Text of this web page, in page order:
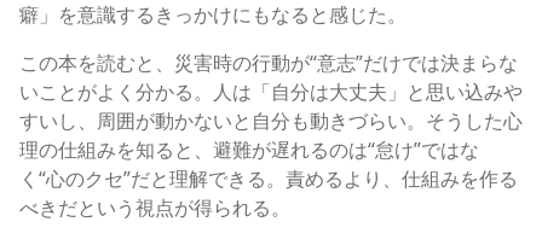
癖」を意識するきっかけにもなると感じた。
この本を読むと、災害時の行動が“意志”だけでは決まらな
いことがよく分かる。人は「自分は大丈夫」と思い込みや
すいし、周囲が動かないと自分も動きづらい。そうした心
理の仕組みを知ると、避難が遅れるのは“怠け”ではな
く“心のクセ”だと理解できる。責めるより、仕組みを作る
べきだという視点が得られる。